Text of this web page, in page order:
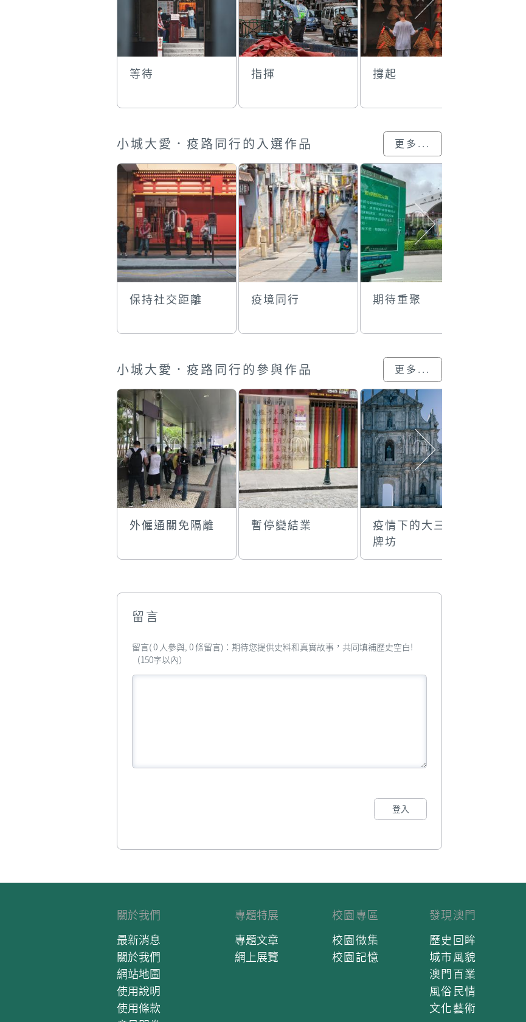
等待 指揮 撐起
小城大愛．疫路同行的入選作品 更多...
保持社交距離 疫境同行 期待重聚
小城大愛．疫路同行的參與作品 更多...
外僱通關免隔離 暫停變結業
疫情下的大三巴
牌坊
留言
留言( 0 人參與, 0 條留言)：期待您提供史料和真實故事，共同填補歷史空白!
（150字以內）
登入
關於我們
最新消息
關於我們
網站地圖
使用說明
使用條款
專題特展
專題文章
網上展覽
校園專區
校園徵集
校園記憶
發現澳門
歷史回眸
城市風貌
澳門百業
風俗民情
文化藝術